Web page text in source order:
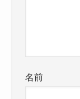
名前